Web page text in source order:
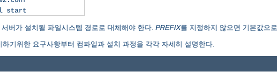
start
서버가 설치될 파일시스템 경로로 대체해야 한다. PREFIX를 지정하지 않으면 기본값으로
기위한 요구사항부터 컴파일과 설치 과정을 각각 자세히 설명한다.